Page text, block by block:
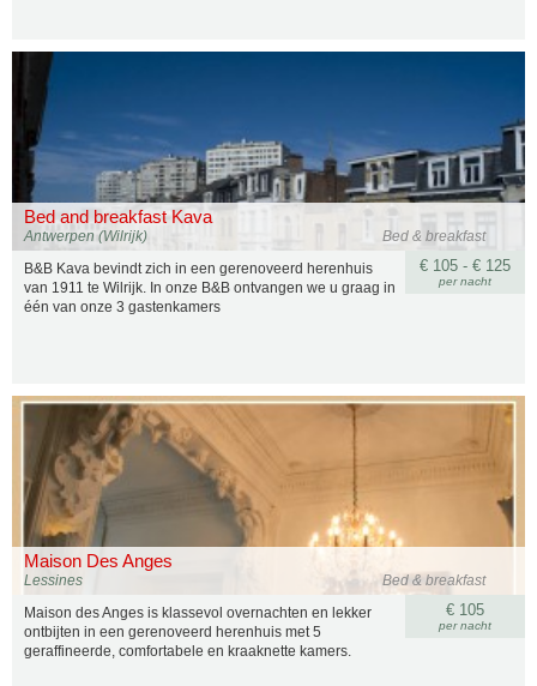
Bed and breakfast Kava
Bed & breakfast
Antwerpen (Wilrijk)
€ 105 - € 125
per nacht
B&B Kava bevindt zich in een gerenoveerd herenhuis
van 1911 te Wilrijk. In onze B&B ontvangen we u graag in
één van onze 3 gastenkamers
Maison Des Anges
Bed & breakfast
Lessines
€ 105
per nacht
Maison des Anges is klassevol overnachten en lekker
ontbijten in een gerenoveerd herenhuis met 5
geraffineerde, comfortabele en kraaknette kamers.